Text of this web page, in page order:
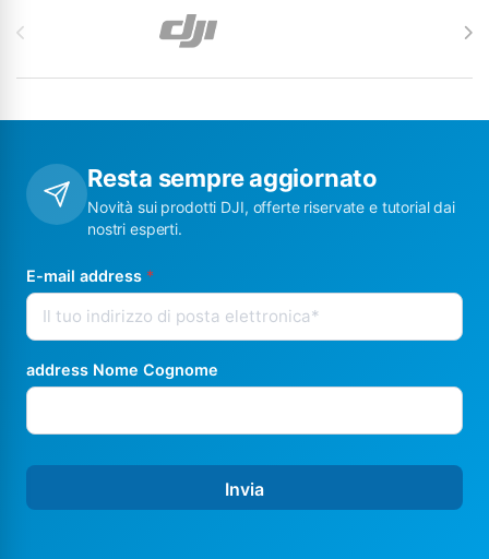
Resta sempre aggiornato
Novità sui prodotti DJI, offerte riservate e tutorial dai
nostri esperti.
E-mail address *
address Nome Cognome
Invia